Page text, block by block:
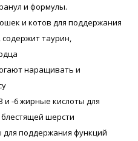
и формулы.
и котов для поддержания
таурин,
наращивать и
и -6 жирные кислоты для
шерсти
поддержания функций